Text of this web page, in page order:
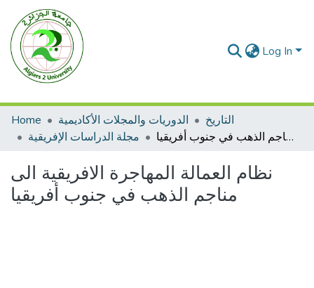
Log In
Home الدوريات والمجلات الأكاديمية
التاريخ
مجلة الدراسات الإفريقية
نظام العمالة المهاجرة الافريقية الى مناجم الذهب في جنوب أفريقيا
نظام العمالة المهاجرة الافريقية الى
مناجم الذهب في جنوب أفريقيا